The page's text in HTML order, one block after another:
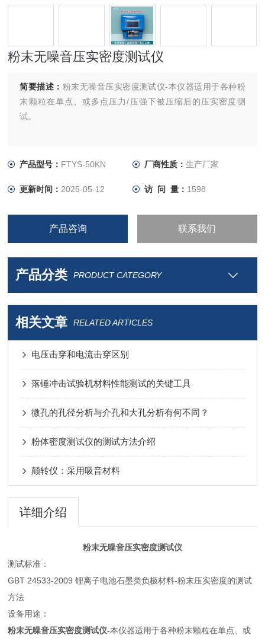
粉末无噪音压实密度测试仪
简要描述： 粉末无噪音压实密度测试仪-本仪器适用于各种粉
末颗粒在单点、或多点压力/压强下被压缩后的压实密度测
试。
产品型号： FTYS-50KN 厂商性质： 生产厂家
更新时间： 2025-05-12 访 问 量： 1598
产品咨询 联系我们
产品分类 PRODUCT CATEGORY
相关文章 RELATED ARTICLES
电压击穿和电流击穿区别
落锤冲击试验机材料性能测试的关键工具
微孔的孔径分析与介孔和大孔分析有何不同？
粉体密度测试仪的测试方法介绍
颠转仪：采用吸音材料
详细介绍
粉末无噪音压实密度测试仪
测试标准：
GBT 24533-2009 锂离子电池石墨类负极材料-粉末压实密度的测试
方法
设备用途：
粉末无噪音压实密度测试仪-本仪器适用于各种粉末颗粒在单点、或